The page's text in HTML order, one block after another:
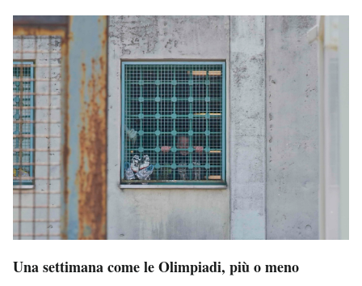
Una settimana come le Olimpiadi, più o meno